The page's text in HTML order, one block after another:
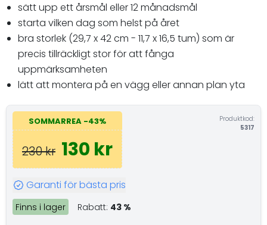
sätt upp ett årsmål eller 12 månadsmål
starta vilken dag som helst på året
bra storlek (29,7 x 42 cm - 11,7 x 16,5 tum) som är
precis tillräckligt stor för att fånga
uppmärksamheten
lätt att montera på en vägg eller annan plan yta
SOMMARREA -43%
230 kr 130 kr
Produktkod:
5317
Garanti för bästa pris
Finns i lager Rabatt: 43 %